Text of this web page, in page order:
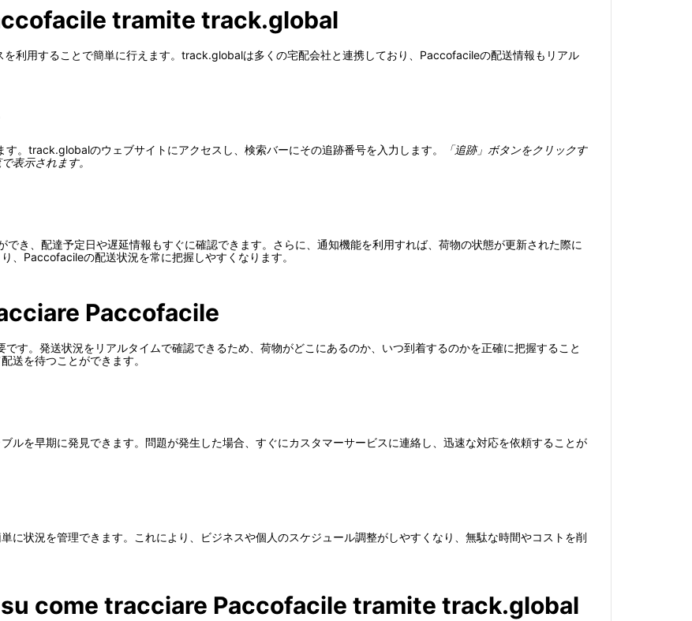
tramite track.global
を利用することで簡単に行えます。track.globalは多くの宅配会社と連携しており、Paccofacileの配送情報もリアル
。track.globalのウェブサイトにアクセスし、検索バーにその追跡番号を入力します。
「追跡」ボタンをクリックす
表示されます。
き、配達予定日や遅延情報もすぐに確認できます。さらに、通知機能を利用すれば、荷物の状態が更新された際に
、Paccofacileの配送状況を常に把握しやすくなります。
Paccofacile
す。発送状況をリアルタイムで確認できるため、荷物がどこにあるのか、いつ到着するのかを正確に把握すること
送を待つことができます。
ルを早期に発見できます。問題が発生した場合、すぐにカスタマーサービスに連絡し、迅速な対応を依頼することが
に状況を管理できます。これにより、ビジネスや個人のスケジュール調整がしやすくなり、無駄な時間やコストを削
come tracciare Paccofacile tramite track.global